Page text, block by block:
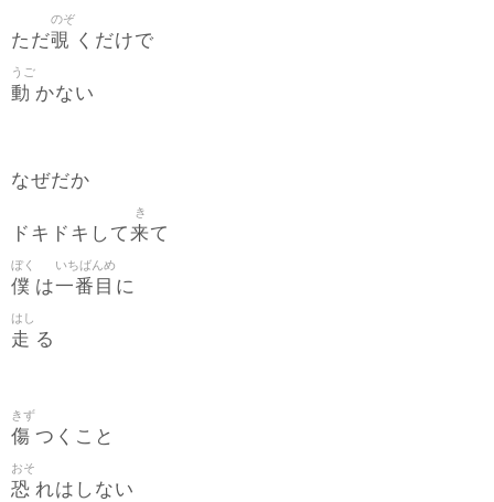
ただ覗
のぞ
くだけで
動
うご
かない
なぜだか
ドキドキして来
き
て
僕
ぼく
は一番目
いちばんめ
に
走
はし
る
傷
きず
つくこと
恐
おそ
れはしない